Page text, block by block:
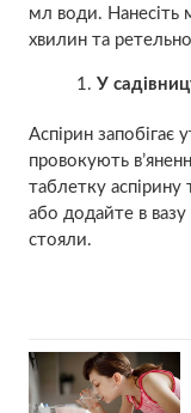
мл води. Нанесіть
хвилин та
У
Аспірин запобігає
провокують
таблетку
або додайте в
стояли.